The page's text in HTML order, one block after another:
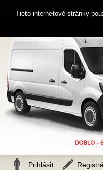
Zákaznícka linka 0914
Prihlásiť
Tieto internetové stránky